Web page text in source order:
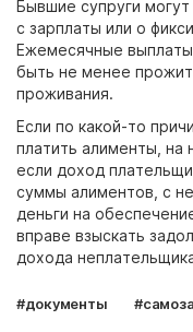
Бывшие супруги
с зарплаты или о
Ежемесячные
быть не менее
проживания.
Если по какой-то
платить алименты,
если доход
суммы алиментов, с
деньги на
вправе взыскать
дохода
#документы